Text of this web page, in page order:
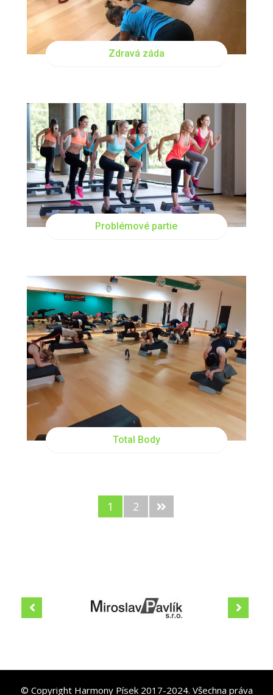
Zdravá záda
PO 17:00
Problémové partie
ÚT 08:00
PÁ 17:00
ČT 08:00
17:00
18:00
Total Body
1 2
© Copyright Harmony Písek 2017-2024. Všechna práva